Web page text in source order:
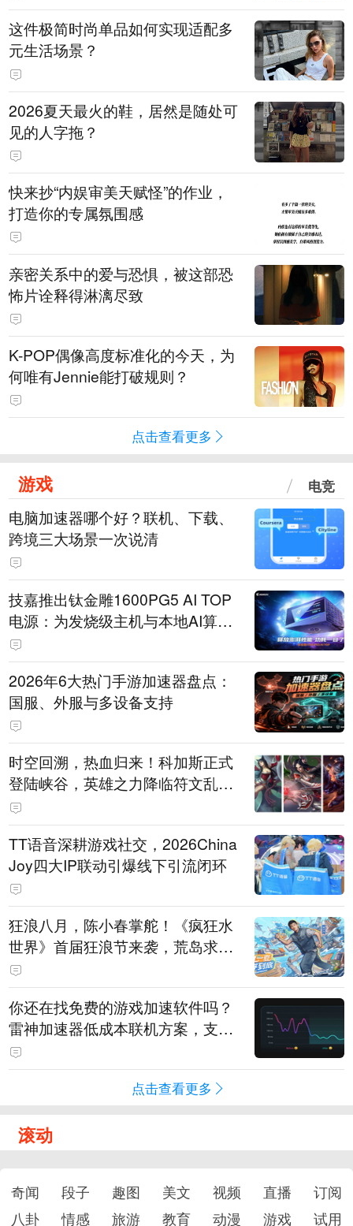
这件极简时尚单品如何实现适配多
元生活场景？
2026夏天最火的鞋，居然是随处可
见的人字拖？
快来抄“内娱审美天赋怪”的作业，
打造你的专属氛围感
亲密关系中的爱与恐惧，被这部恐
怖片诠释得淋漓尽致
K-POP偶像高度标准化的今天，为
何唯有Jennie能打破规则？
点击查看更多
游戏 电竞
电脑加速器哪个好？联机、下载、
跨境三大场景一次说清
技嘉推出钛金雕1600PG5 AI TOP
电源：为发烧级主机与本地AI算力
打造旗舰供电方案
2026年6大热门手游加速器盘点：
国服、外服与多设备支持
时空回溯，热血归来！科加斯正式
登陆峡谷，英雄之力降临符文乱
斗！
TT语音深耕游戏社交，2026China
Joy四大IP联动引爆线下引流闭环
狂浪八月，陈小春掌舵！《疯狂水
世界》首届狂浪节来袭，荒岛求生
直播即将开启
你还在找免费的游戏加速软件吗？
雷神加速器低成本联机方案，支持
免费试用
点击查看更多
滚动
奇闻 段子 趣图 美文 视频 直播
订阅
八卦
情感 旅游 教育 动漫 游戏 试用